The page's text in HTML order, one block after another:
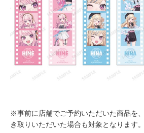
※事前に店舗でご予約いただいた商品を
き取りいただいた場合も対象となります。